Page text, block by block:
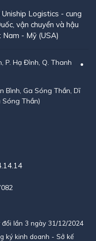
Logistics - cung
vận chuyển và hậu
Nam - Mỹ (USA)
P. Hạ Đình, Q. Thanh
Bình, Ga Sóng Thần, Dĩ
Thần)
lần 3 ngày 31/12/2024
ký kinh doanh - Sở kế